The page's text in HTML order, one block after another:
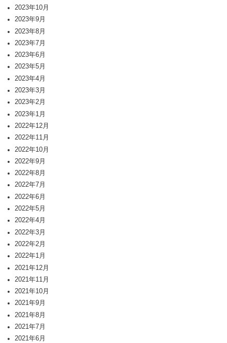
2023年10月
2023年9月
2023年8月
2023年7月
2023年6月
2023年5月
2023年4月
2023年3月
2023年2月
2023年1月
2022年12月
2022年11月
2022年10月
2022年9月
2022年8月
2022年7月
2022年6月
2022年5月
2022年4月
2022年3月
2022年2月
2022年1月
2021年12月
2021年11月
2021年10月
2021年9月
2021年8月
2021年7月
2021年6月